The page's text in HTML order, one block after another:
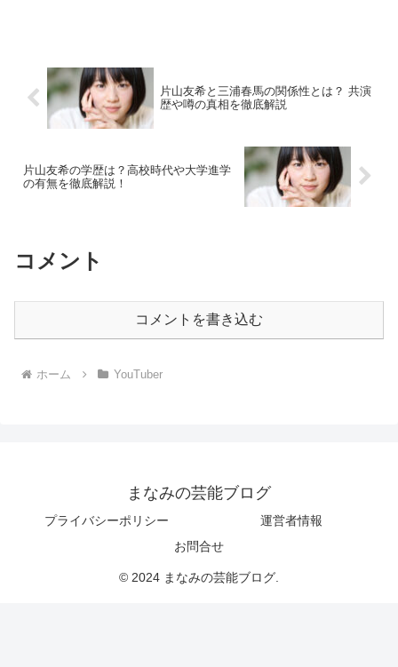
片山友希と三浦春馬の関係性とは？ 共演
歴や噂の真相を徹底解説
片山友希の学歴は？高校時代や大学進学
の有無を徹底解説！
コメント
コメントを書き込む
ホーム YouTuber
まなみの芸能ブログ
プライバシーポリシー
運営者情報
お問合せ
© 2024 まなみの芸能ブログ.